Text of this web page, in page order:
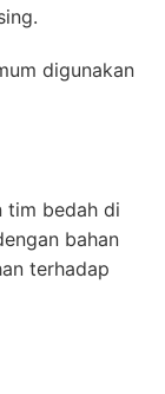
digunakan
tim bedah di
bahan
terhadap